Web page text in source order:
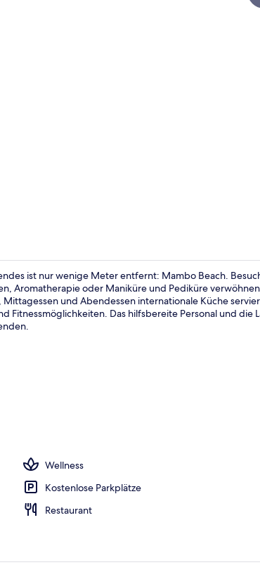
ist nur wenige Meter entfernt: Mambo Beach.
Aromatherapie oder Maniküre und Pediküre
und Abendessen internationale Küche
Fitnessmöglichkeiten. Das hilfsbereite Personal und die
Wellness
Kostenlose Parkplätze
Restaurant